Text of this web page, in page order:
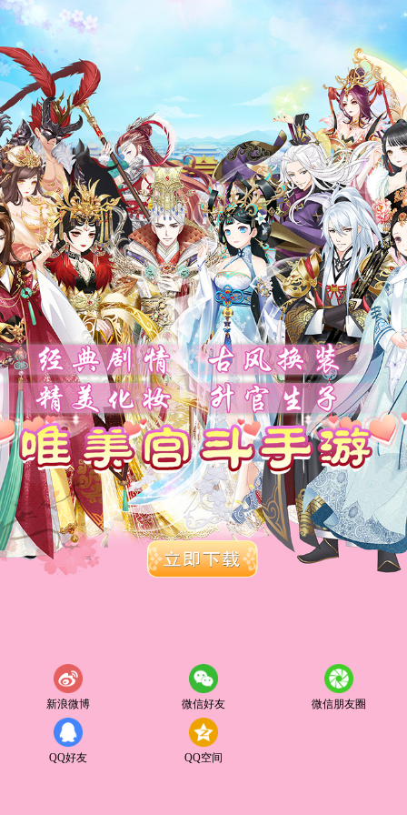
新浪微博 微信好友 微信朋友圈
QQ好友 QQ空间